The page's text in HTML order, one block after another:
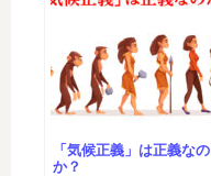
「気候正義」は正義なの
か？